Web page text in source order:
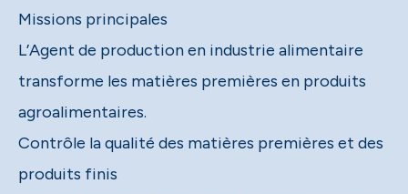
Missions principales
L’Agent de production en industrie alimentaire
transforme les matières premières en produits
agroalimentaires.
Contrôle la qualité des matières premières et des
produits finis